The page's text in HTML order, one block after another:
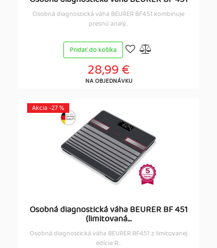
Osobná diagnostická váha BEURER BF451 kombinuje
presnú analý...
Pridať do košíka
28,99 €
NA OBJEDNÁVKU
Akcia -27 %
Osobná diagnostická váha BEURER BF 451
(limitovaná...
Osobná diagnostická váha BEURER BF451 z limitovanej
edície R...